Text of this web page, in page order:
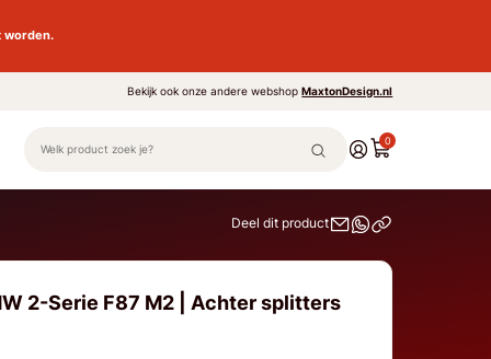
worden.
Bekijk ook onze andere webshopMaxtonDesign.nl
0
Deel dit product
2-Serie F87 M2 | Achter splitters